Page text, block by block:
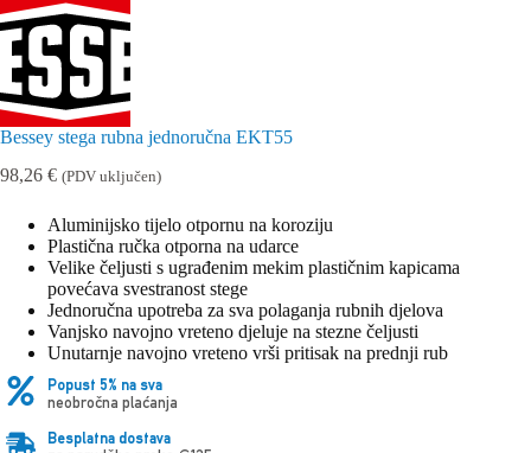
Bessey stega rubna jednoručna EKT55
98,26 € (PDV uključen)
Aluminijsko tijelo otpornu na koroziju
Plastična ručka otporna na udarce
Velike čeljusti s ugrađenim mekim plastičnim kapicama
povećava svestranost stege
Jednoručna upotreba za sva polaganja rubnih djelova
Vanjsko navojno vreteno djeluje na stezne čeljusti
Unutarnje navojno vreteno vrši pritisak na prednji rub
Popust 5% na sva
neobročna plaćanja
Besplatna dostava